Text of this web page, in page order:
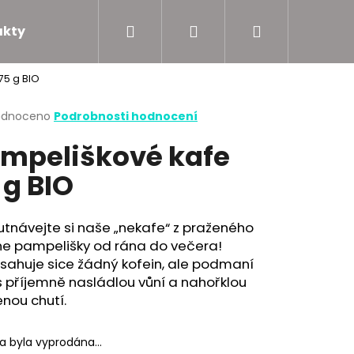
Podporujeme Přihlášení
g BIO
Podrobnosti hodnocení
kafe
BIO
si naše „nekafe“ z praženého
pampelišky od rána do večera!
sice žádný kofein, ale podmaní
příjemně nasládlou vůní a nahořklou
chutí.
byla vyprodána…